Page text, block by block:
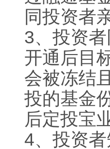
同投资者
3、投资
开通后目
会被冻结
投的基金
后定投宝
4、投资